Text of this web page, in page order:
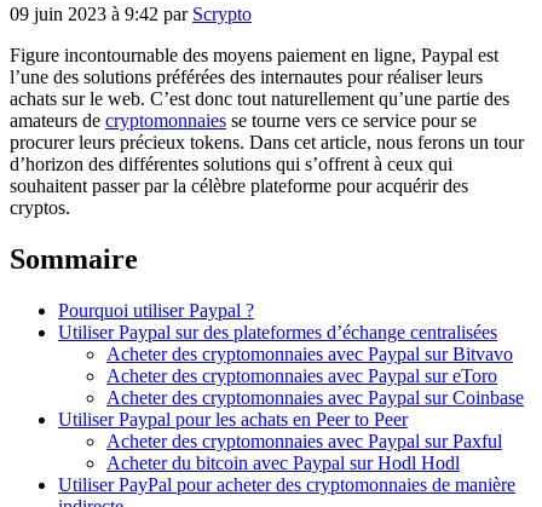
09 juin 2023 à 9:42 par Scrypto
Figure incontournable des moyens paiement en ligne, Paypal est
l’une des solutions préférées des internautes pour réaliser leurs
achats sur le web. C’est donc tout naturellement qu’une partie des
amateurs de cryptomonnaies se tourne vers ce service pour se
procurer leurs précieux tokens. Dans cet article, nous ferons un tour
d’horizon des différentes solutions qui s’offrent à ceux qui
souhaitent passer par la célèbre plateforme pour acquérir des
cryptos.
Sommaire
Pourquoi utiliser Paypal ?
Utiliser Paypal sur des plateformes d’échange centralisées
Acheter des cryptomonnaies avec Paypal sur Bitvavo
Acheter des cryptomonnaies avec Paypal sur eToro
Acheter des cryptomonnaies avec Paypal sur Coinbase
Utiliser Paypal pour les achats en Peer to Peer
Acheter des cryptomonnaies avec Paypal sur Paxful
Acheter du bitcoin avec Paypal sur Hodl Hodl
Utiliser PayPal pour acheter des cryptomonnaies de manière